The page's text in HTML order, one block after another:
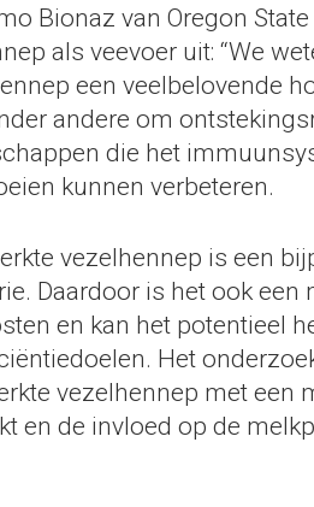
Bionaz van Oregon
als veevoer uit: “We
een veelbelovende
andere om
die het
kunnen verbeteren.
vezelhennep is een
Daardoor is het ook
en kan het potentieel
Het
vezelhennep met een
en de invloed op de